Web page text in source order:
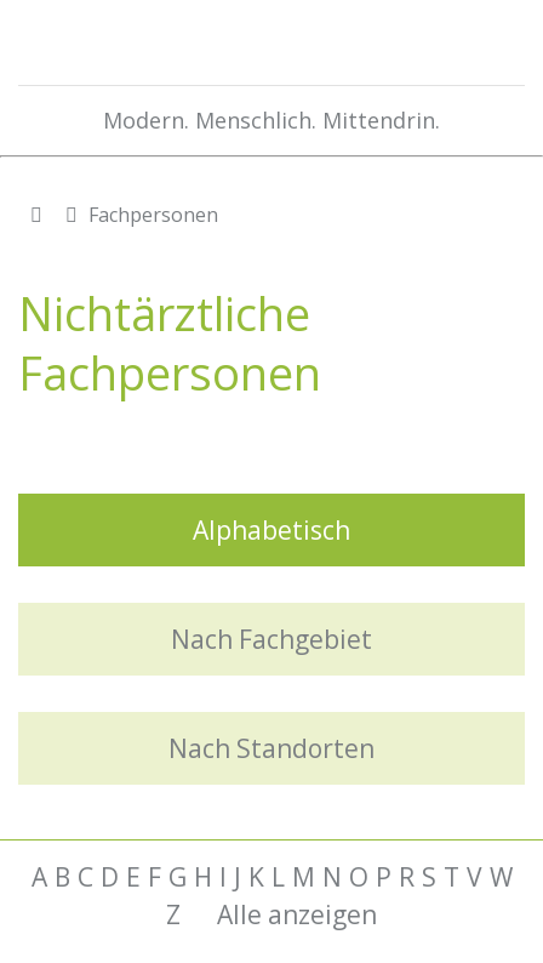
Modern. Menschlich. Mittendrin.
Fachpersonen
Nichtärztliche
Fachpersonen
Alphabetisch
Nach Fachgebiet
Nach Standorten
A B C D E F G H I J K L M N O P R S T V W
Z
Alle anzeigen